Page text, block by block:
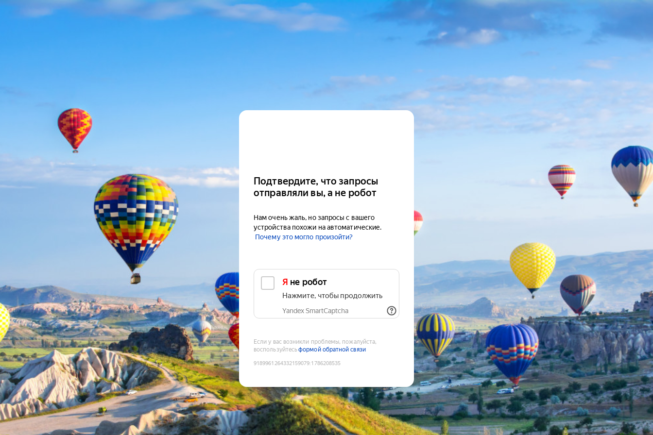
Подтвердите, что запросы
отправляли вы, а не робот
Нам очень жаль, но запросы с вашего
устройства похожи на автоматические.
Почему это могло произойти?
Я не робот
Нажмите, чтобы продолжить
Yandex SmartCaptcha
Если у вас возникли проблемы, пожалуйста,
воспользуйтесьформой обратной связи
9189961264332159079:1786208535